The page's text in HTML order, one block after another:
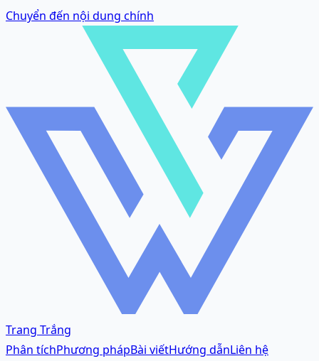
Chuyển đến nội dung chính
Trang Trắng
Phân tíchPhương phápBài viếtHướng dẫnLiên hệ